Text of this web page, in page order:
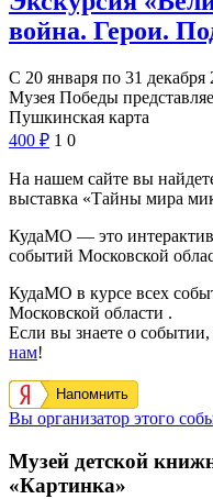
война. Герои.
С 20 января по 31
Музея Победы
Пушкинская карта
400 ₽ 1 0
На нашем сайте вы
выставка «Тайны мира
КудаМО — это
событий Московской
КудаМО в курсе всех
Московской области .
Если вы знаете о событии,
нам!
Напомнить
Вы организатор этого
Музей детской
«Картинка»